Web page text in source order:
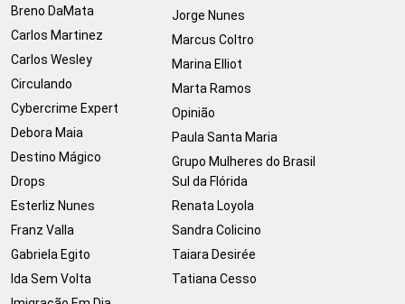
Breno DaMata
Carlos Martinez
Carlos Wesley
Circulando
Cybercrime Expert
Debora Maia
Destino Mágico
Drops
Esterliz Nunes
Franz Valla
Gabriela Egito
Ida Sem Volta
Jorge Nunes
Marcus Coltro
Marina Elliot
Marta Ramos
Opinião
Paula Santa Maria
Grupo Mulheres do Brasil
Sul da Flórida
Renata Loyola
Sandra Colicino
Taiara Desirée
Tatiana Cesso